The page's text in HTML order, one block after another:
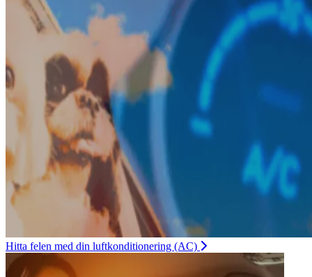
Hitta felen med din luftkonditionering (AC)